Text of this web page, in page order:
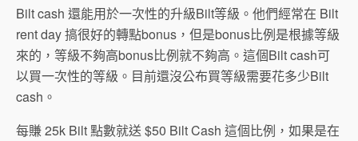
Bilt cash 還能用於一次性的升級Bilt等級。他們經常在 Bilt
rent day 搞很好的轉點bonus，但是bonus比例是根據等級
來的，等級不夠高bonus比例就不夠高。這個Bilt cash可
以買一次性的等級。目前還沒公布買等級需要花多少Bilt
cash。
每賺 25k Bilt 點數就送 $50 Bilt Cash 這個比例，如果是在